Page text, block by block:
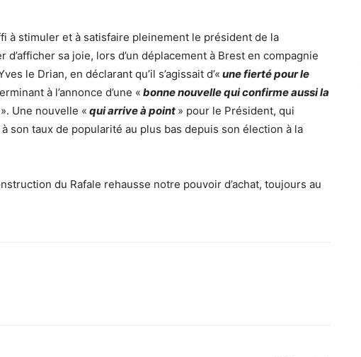
à stimuler et à satisfaire pleinement le président de la
d’afficher sa joie, lors d’un déplacement à Brest en compagnie
le Drian, en déclarant qu’il s’agissait d’« une fierté pour le
à l’annonce d’une « bonne nouvelle qui confirme aussi la
». Une nouvelle « qui arrive à point » pour le Président, qui
son taux de popularité au plus bas depuis son élection à la
du Rafale rehausse notre pouvoir d’achat, toujours au